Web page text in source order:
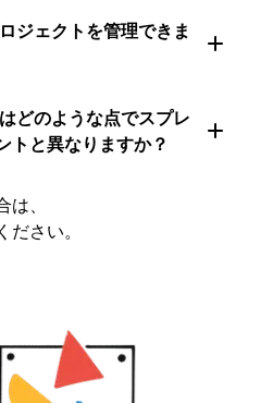
ジェクトを管理できま
どのような点でスプレ
トと異なりますか？
、
ださい。